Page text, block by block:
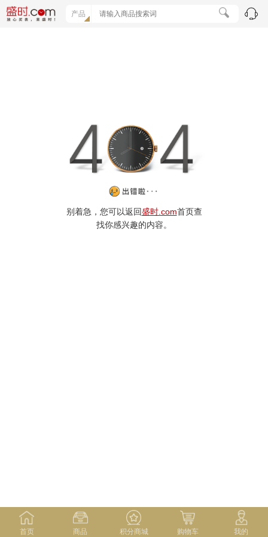
产品
别着急，您可以返回盛时.com首页查
找你感兴趣的内容。
首页 商品 积分商城 购物车 我的